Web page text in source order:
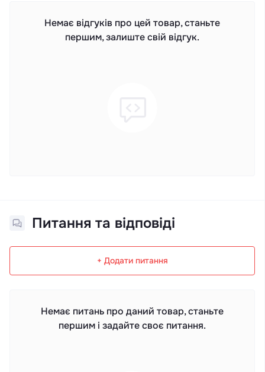
Немає відгуків про цей товар, станьте
першим, залиште свій відгук.
Питання та відповіді
+ Додати питання
Немає питань про даний товар, станьте
першим і задайте своє питання.